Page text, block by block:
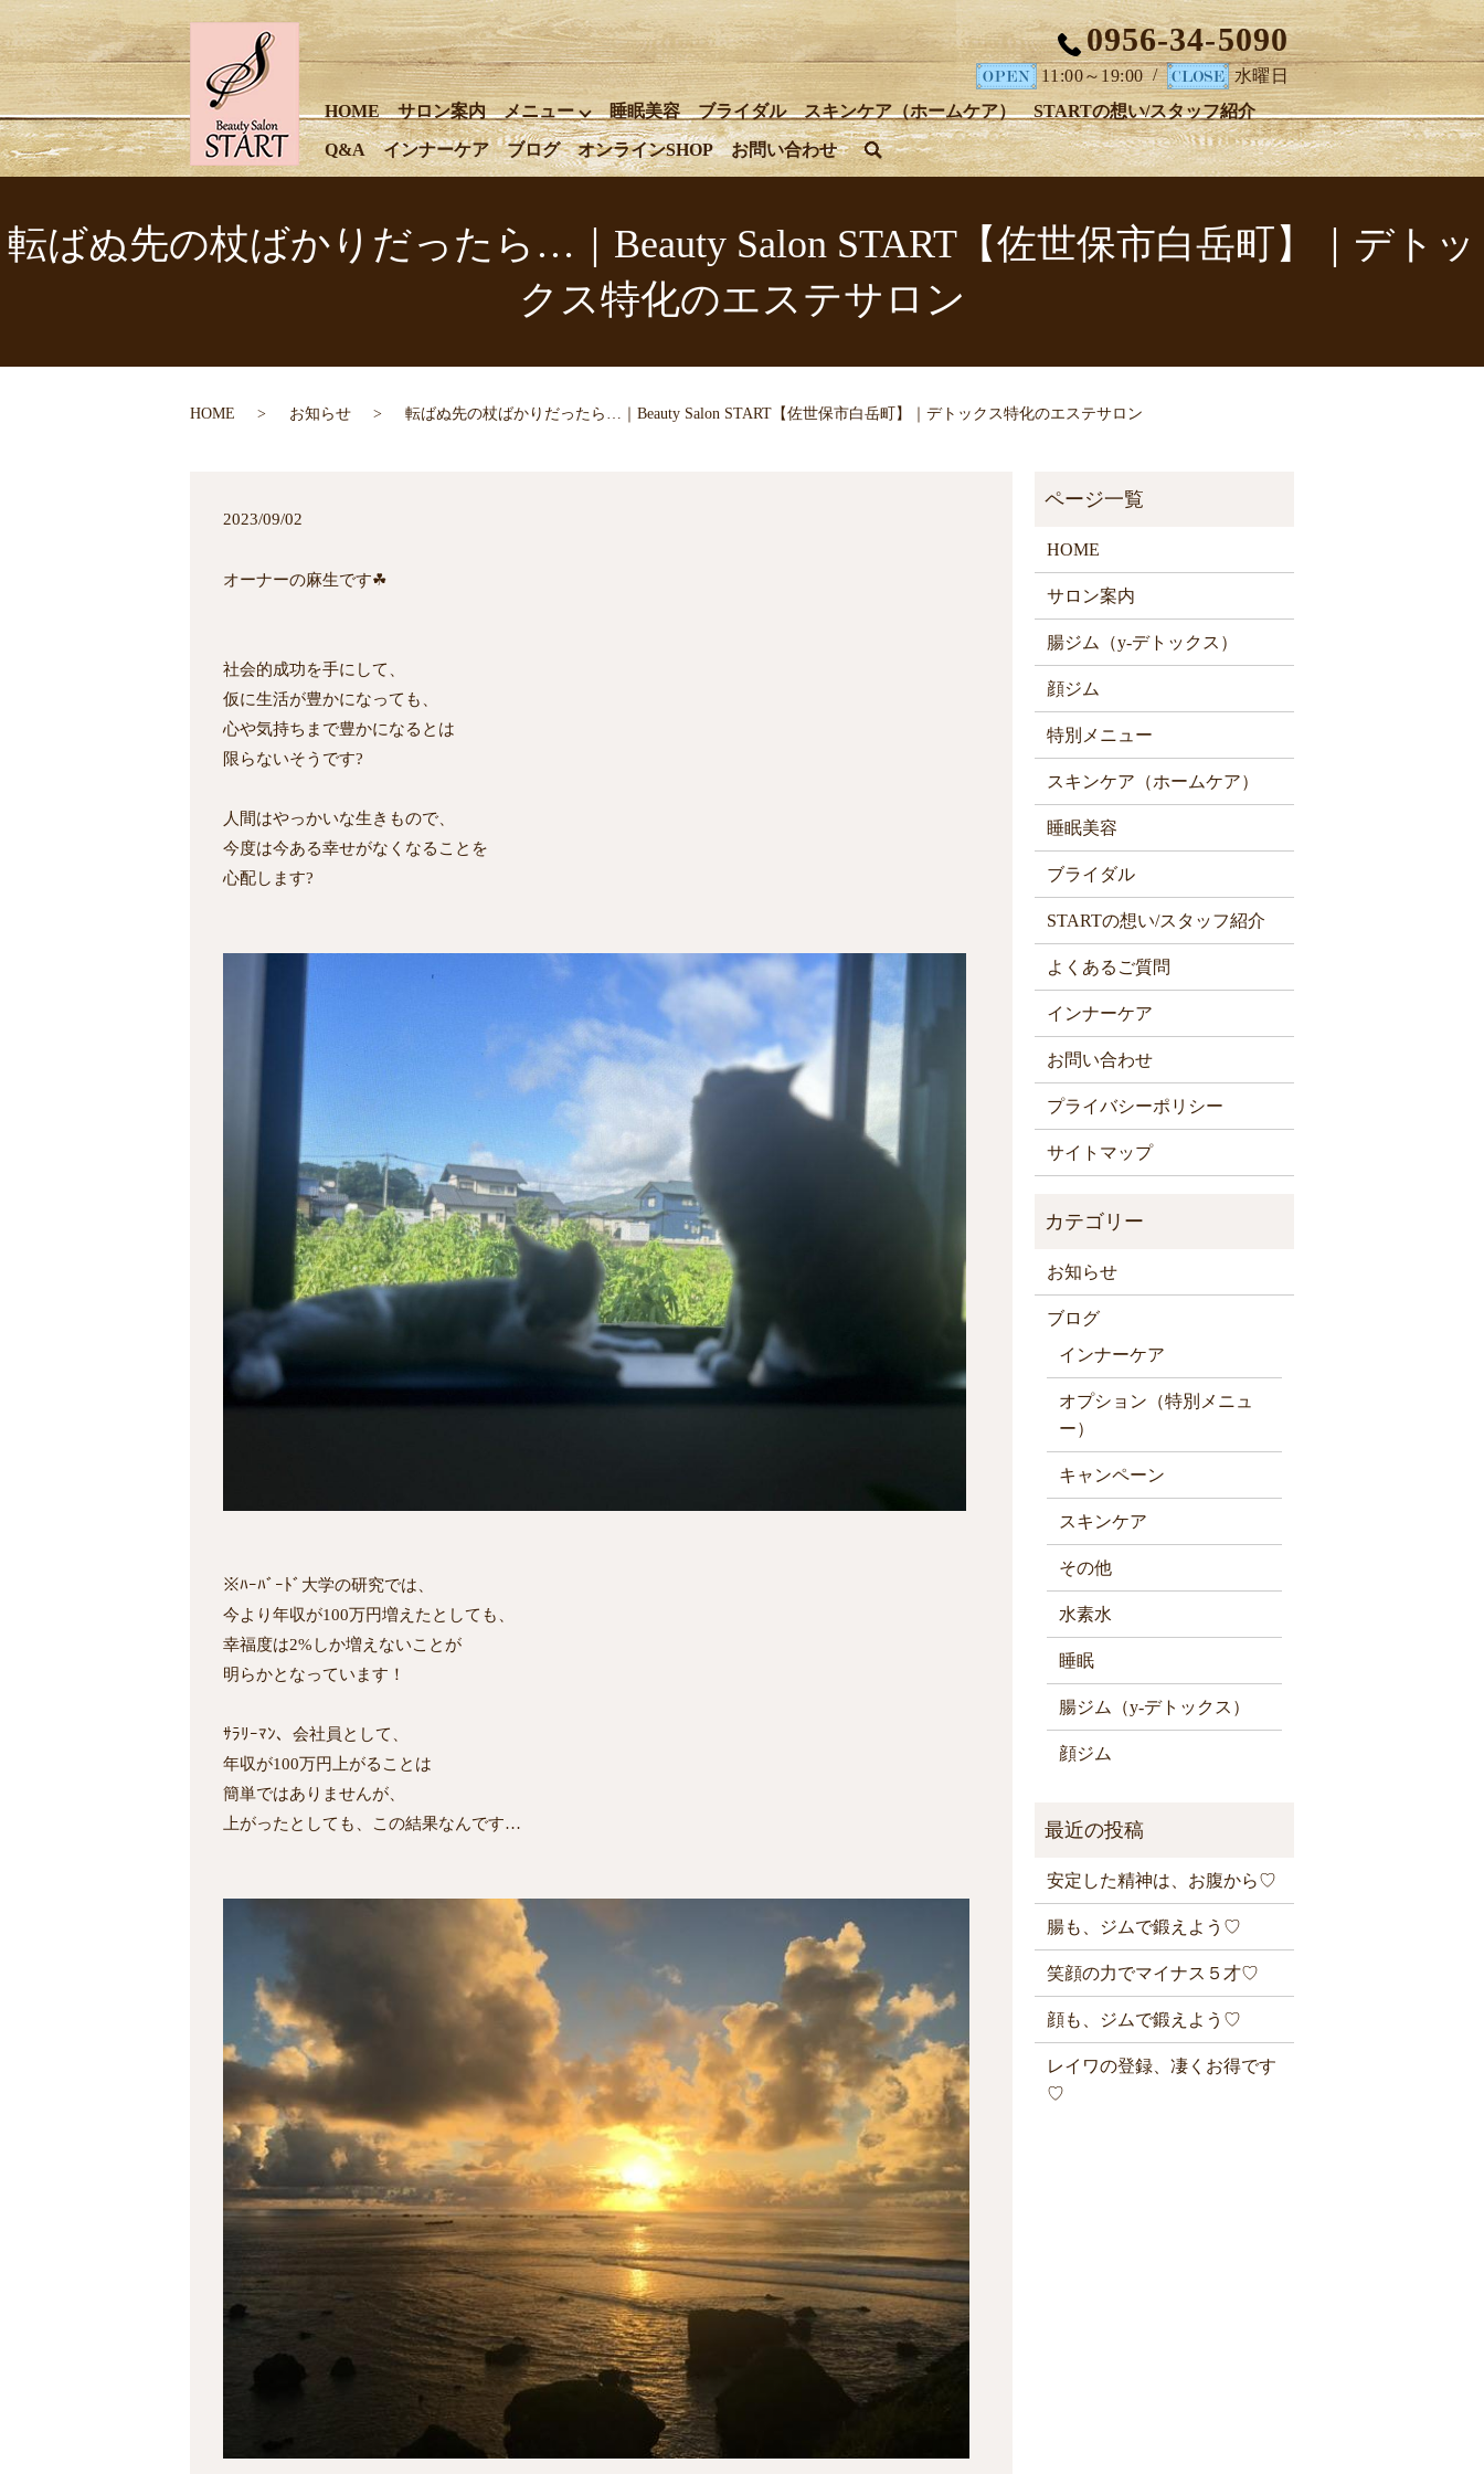
HOME サロン案内 メニュー 睡眠美容 ブライダル スキンケア（ホームケア） STARTの想い/スタッフ紹介
Q&A インナーケア ブログ オンラインSHOP お問い合わせ search
0956-34-5090
11:00～19:00/ 水曜日
転ばぬ先の杖ばかりだったら…｜Beauty Salon START【佐世保市白岳町】｜デトッ
クス特化のエステサロン
HOME お知らせ 転ばぬ先の杖ばかりだったら…｜Beauty Salon START【佐世保市白岳町】｜デトックス特化のエステサロン
2023/09/02
オーナーの麻生です☘
社会的成功を手にして、
仮に生活が豊かになっても、
心や気持ちまで豊かになるとは
限らないそうです?
人間はやっかいな生きもので、
今度は今ある幸せがなくなることを
心配します?
※ﾊｰﾊﾞｰﾄﾞ大学の研究では、
今より年収が100万円増えたとしても、
幸福度は2%しか増えないことが
明らかとなっています！
ｻﾗﾘｰﾏﾝ、会社員として、
年収が100万円上がることは
簡単ではありませんが、
上がったとしても、この結果なんです…
HOME
サロン案内
腸ジム（y-デトックス）
顔ジム
特別メニュー
スキンケア（ホームケア）
睡眠美容
ブライダル
STARTの想い/スタッフ紹介
よくあるご質問
インナーケア
お問い合わせ
プライバシーポリシー
サイトマップ
お知らせ
ブログ
インナーケア
オプション（特別メニュ
ー）
キャンペーン
スキンケア
その他
水素水
睡眠
腸ジム（y-デトックス）
顔ジム
安定した精神は、お腹から♡
腸も、ジムで鍛えよう♡
笑顔の力でマイナス５才♡
顔も、ジムで鍛えよう♡
レイワの登録、凄くお得です
♡